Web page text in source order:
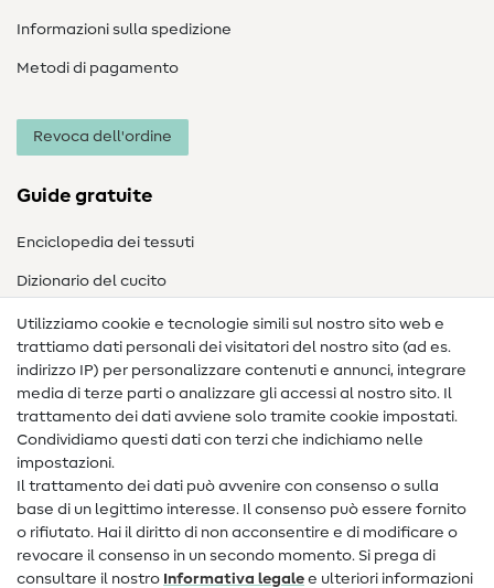
Informazioni sulla spedizione
Metodi di pagamento
Revoca dell'ordine
Guide gratuite
Enciclopedia dei tessuti
Dizionario del cucito
Nähanleitungen
Assistenza e contatto
Contatto
Informazioni sul nuovo proprietario
FAQ
Diritto di recesso
Popolare
Utilizziamo cookie e tecnologie simili sul nostro sito web e
trattiamo dati personali dei visitatori del nostro sito (ad es.
indirizzo IP) per personalizzare contenuti e annunci, integrare
media di terze parti o analizzare gli accessi al nostro sito. Il
trattamento dei dati avviene solo tramite cookie impostati.
Condividiamo questi dati con terzi che indichiamo nelle
impostazioni.
Il trattamento dei dati può avvenire con consenso o sulla
base di un legittimo interesse. Il consenso può essere fornito
o rifiutato. Hai il diritto di non acconsentire e di modificare o
revocare il consenso in un secondo momento. Si prega di
consultare il nostro Informativa legale e ulteriori informazioni